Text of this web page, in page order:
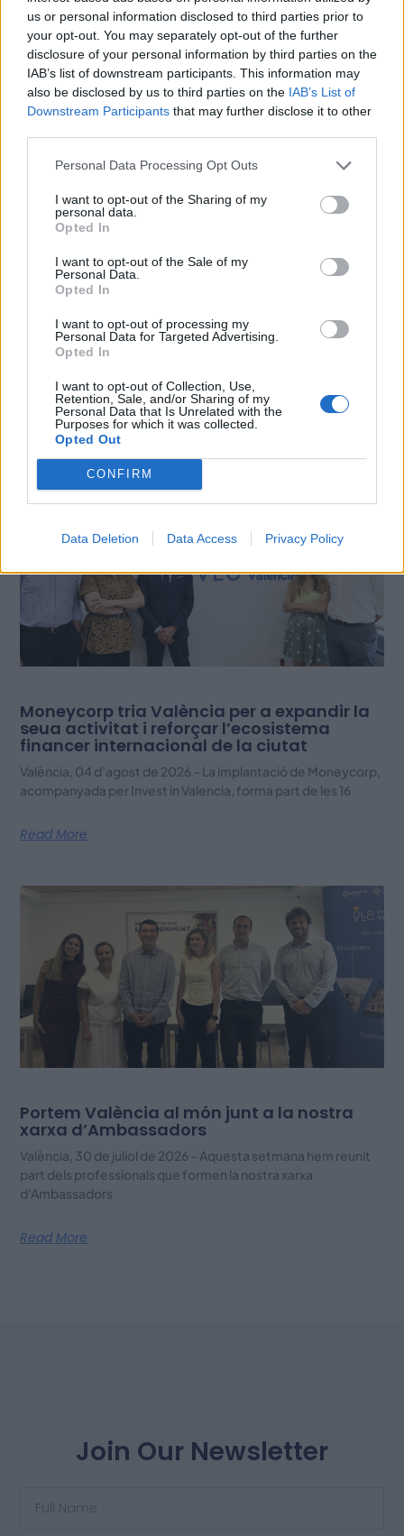
us or personal information disclosed to third parties prior to
your opt-out. You may separately opt-out of the further
disclosure of your personal information by third parties on the
IAB’s list of downstream participants. This information may
also be disclosed by us to third parties on the IAB’s List of
Downstream Participants that may further disclose it to other
Personal Data Processing Opt Outs
I want to opt-out of the Sharing of my
personal data.
Opted In
I want to opt-out of the Sale of my
Personal Data.
Opted In
I want to opt-out of processing my
Personal Data for Targeted Advertising.
Opted In
I want to opt-out of Collection, Use,
Retention, Sale, and/or Sharing of my
Personal Data that Is Unrelated with the
Purposes for which it was collected.
Opted Out
CONFIRM
Data Deletion Data Access Privacy Policy
milions d’eurosimés de 2.600 llocs de treball qualificats.
El compromís amb Lisboa reforça la visió d’una
València
connectada, innovadora i oberta al món
Capaç de
generar riquesa, ocupació i benestar a través
de la inversió i la col·laboració internacional.
Contacta’nsper a més informació.
Previous
Related Posts
Moneycorp tria València per a expandir la
seua activitat i reforçar l’ecosistema
financer internacional de la ciutat
València, 04 d’agost de 2026 – La implantació de Moneycorp,
acompanyada per Invest in Valencia, forma part de les 16
Read More
Portem València al món junt a la nostra
xarxa d’Ambassadors
València, 30 de juliol de 2026 – Aquesta setmana hem reunit
part dels professionals que formen la nostra xarxa
d’Ambassadors
Read More
Join Our Newsletter